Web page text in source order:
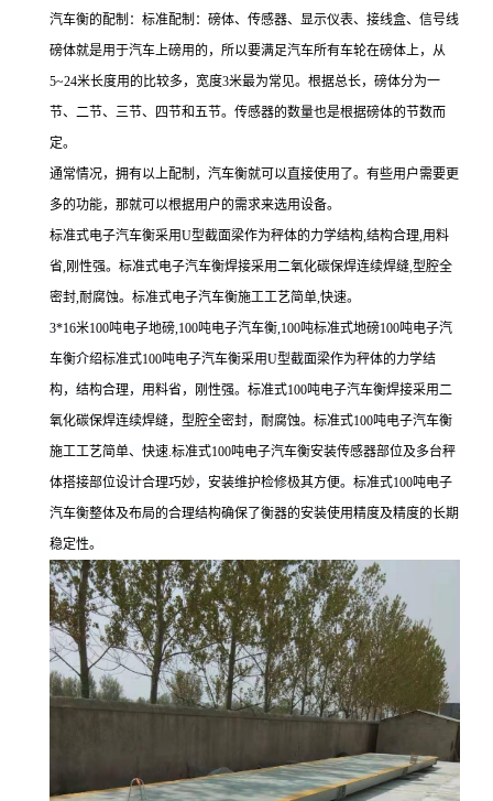
汽车衡的配制： 标准配制：磅体、传感器、显示仪表、接线盒、信号线
磅体就是用于汽车上磅用的，所以要满足汽车所有车轮在磅体上，从
5~24米长度用的比较多，宽度3米最为常见。根据总长，磅体分为一
节、二节、三节、四节和五节。传感器的数量也是根据磅体的节数而
定。
通常情况，拥有以上配制，汽车衡就可以直接使用了。有些用户需要更
多的功能，那就可以根据用户的需求来选用设备。
标准式电子汽车衡采用U型截面梁作为秤体的力学结构,结构合理,用料
省,刚性强。标准式电子汽车衡焊接采用二氧化碳保焊连续焊缝,型腔全
密封,耐腐蚀。标准式电子汽车衡施工工艺简单,快速。
3*16米100吨电子地磅,100吨电子汽车衡,100吨标准式地磅100吨电子汽
车衡介绍标准式100吨电子汽车衡采用U型截面梁作为秤体的力学结
构，结构合理，用料省，刚性强。标准式100吨电子汽车衡焊接采用二
氧化碳保焊连续焊缝，型腔全密封，耐腐蚀。标准式100吨电子汽车衡
施工工艺简单、快速.标准式100吨电子汽车衡安装传感器部位及多台秤
体搭接部位设计合理巧妙，安装维护检修极其方便。标准式100吨电子
汽车衡整体及布局的合理结构确保了衡器的安装使用精度及精度的长期
稳定性。